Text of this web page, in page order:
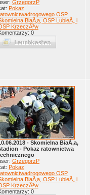
GrzegorzP
Pokaz
OSP
BiaÅ‚a, OSP LubieÅ„ i
KrzeczÃ³w
0
- Skomielna BiaÅ‚a,
- Pokaz ratownictwa
GrzegorzP
Pokaz
OSP
BiaÅ‚a, OSP LubieÅ„ i
KrzeczÃ³w
0